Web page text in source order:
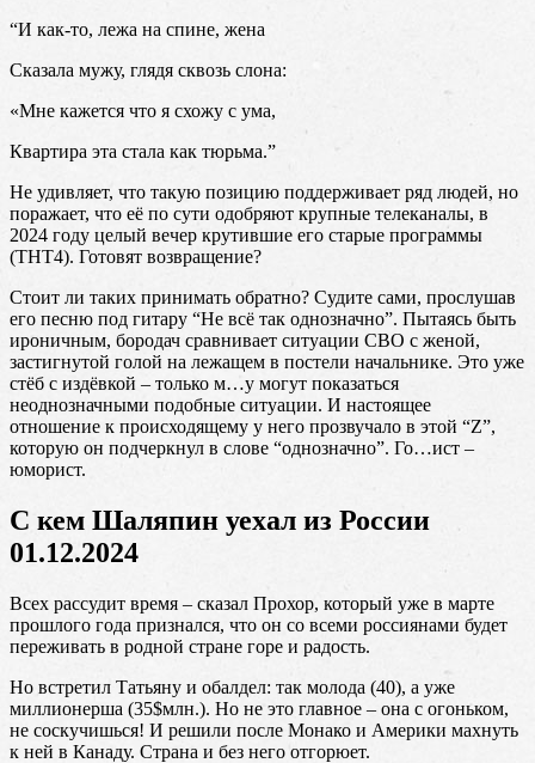
“И как-то, лежа на спине, жена
Сказала мужу, глядя сквозь слона:
«Мне кажется что я схожу с ума,
Квартира эта стала как тюрьма.”
Не удивляет, что такую позицию поддерживает ряд людей, но
поражает, что её по сути одобряют крупные телеканалы, в
2024 году целый вечер крутившие его старые программы
(ТНТ4). Готовят возвращение?
Стоит ли таких принимать обратно? Судите сами, прослушав
его песню под гитару “Не всё так однозначно”. Пытаясь быть
ироничным, бородач сравнивает ситуации СВО с женой,
застигнутой голой на лежащем в постели начальнике. Это уже
стёб с издёвкой – только м…у могут показаться
неоднозначными подобные ситуации. И настоящее
отношение к происходящему у него прозвучало в этой “Z”,
которую он подчеркнул в слове “однозначно”. Го…ист –
юморист.
С кем Шаляпин уехал из России
01.12.2024
Всех рассудит время – сказал Прохор, который уже в марте
прошлого года признался, что он со всеми россиянами будет
переживать в родной стране горе и радость.
Но встретил Татьяну и обалдел: так молода (40), а уже
миллионерша (35$млн.). Но не это главное – она с огоньком,
не соскучишься! И решили после Монако и Америки махнуть
к ней в Канаду. Страна и без него отгорюет.